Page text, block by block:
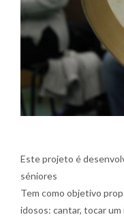
Este projeto é
séniores
Tem como objetivo
idosos: cantar, tocar